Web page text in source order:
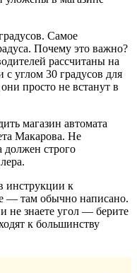
Самое
Почему это важно?
рассчитаны на
углом 30 градусов для
просто не встанут в
магазин автомата
Макарова. Не
должен строго
инструкции к
— там обычно написано.
не знаете угол — берите
к большинству